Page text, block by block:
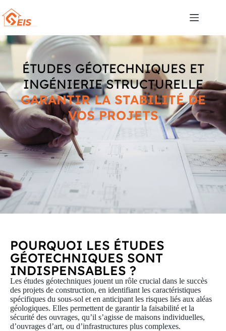
ÉTUDES GÉOTECHNIQUES ET
INGÉNIERIE STRUCTURELLE
GARANTIR LA STABILITÉ DE
VOS PROJETS
POURQUOI LES ÉTUDES
GÉOTECHNIQUES SONT
INDISPENSABLES ?
Les études géotechniques jouent un rôle crucial dans le succès
des projets de construction, en identifiant les caractéristiques
spécifiques du sous-sol et en anticipant les risques liés aux aléas
géologiques. Elles permettent de garantir la faisabilité et la
sécurité des ouvrages, qu’il s’agisse de maisons individuelles,
d’ouvrages d’art, ou d’infrastructures plus complexes.